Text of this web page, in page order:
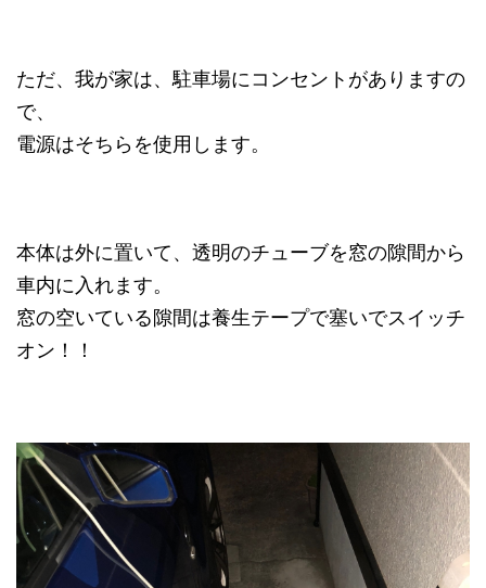
ただ、我が家は、駐車場にコンセントがありますの
で、
電源はそちらを使用します。
本体は外に置いて、透明のチューブを窓の隙間から
車内に入れます。
窓の空いている隙間は養生テープで塞いでスイッチ
オン！！